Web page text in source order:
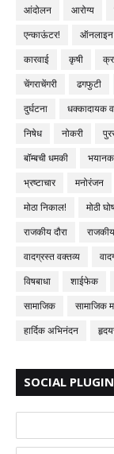
आंदोलन
आरोग्य
एन्काऊंटर!
ऑनलाइन
कारवाई
कृषी
चेंगराचेंगरी
ढगफुटी
दुर्घटना
धक्कादायक
निषेध
नोकरी
बॉम्बची धमकी
भयानक
भ्रष्टाचार
मनोरंजन
मोठा निकाल!
मोठी
राजकीय दौरा
वादग्रस्त वक्तव्य
विषबाधा
शाईफेक
सामाजिक
सामाजिक
हार्दिक अभिनंदन
SOCIAL PLUGIN